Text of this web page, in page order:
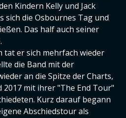
Kindern Kelly und Jack
sich die Osbournes Tag und
Das half auch seiner
tat er sich mehrfach wieder
die Band mit der
an die Spitze der Charts,
2017 mit ihrer "The End Tour"
Kurz darauf begann
Abschiedstour als